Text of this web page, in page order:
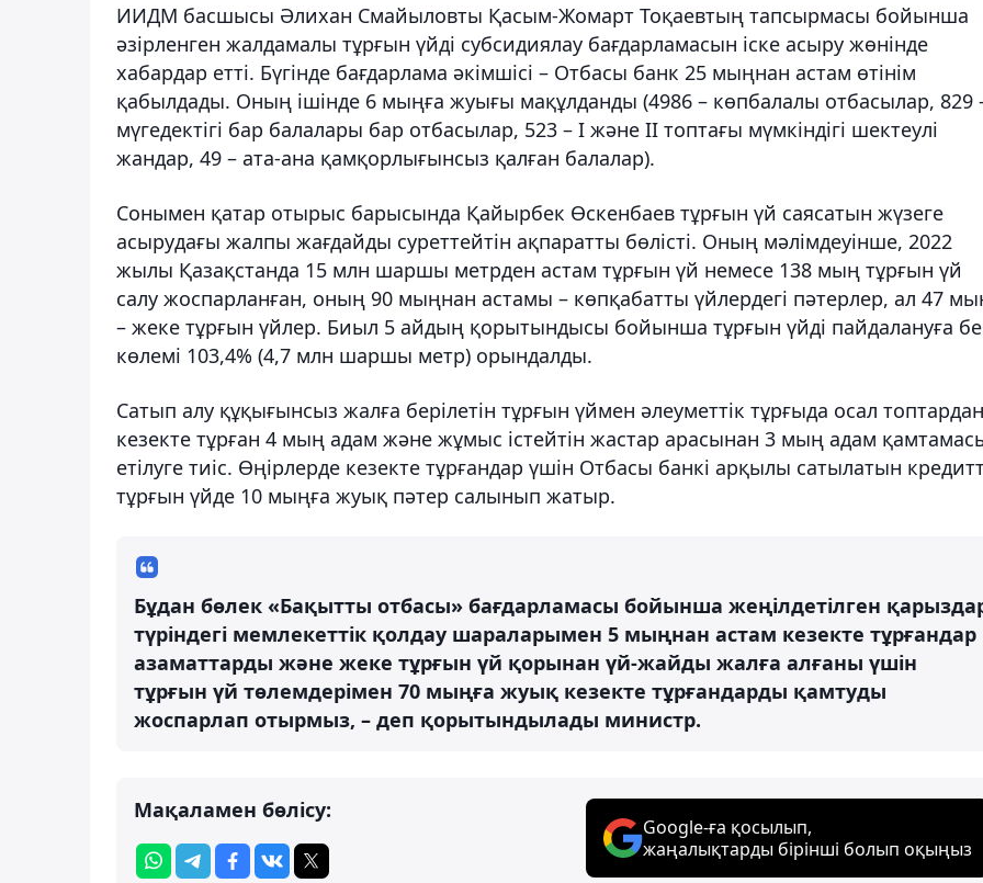
ИИДМ басшысы Әлихан Смайыловты Қасым-Жомарт Тоқаевтың тапсырмасы бойынша
әзірленген жалдамалы тұрғын үйді субсидиялау бағдарламасын іске асыру жөнінде
хабардар етті. Бүгінде бағдарлама әкімшісі – Отбасы банк 25 мыңнан астам өтінім
қабылдады. Оның ішінде 6 мыңға жуығы мақұлданды (4986 – көпбалалы отбасылар, 829
мүгедектігі бар балалары бар отбасылар, 523 – І және ІІ топтағы мүмкіндігі шектеулі
жандар, 49 – ата-ана қамқорлығынсыз қалған балалар).
Сонымен қатар отырыс барысында Қайырбек Өскенбаев тұрғын үй саясатын жүзеге
асырудағы жалпы жағдайды суреттейтін ақпаратты бөлісті. Оның мәлімдеуінше, 2022
жылы Қазақстанда 15 млн шаршы метрден астам тұрғын үй немесе 138 мың тұрғын үй
салу жоспарланған, оның 90 мыңнан астамы – көпқабатты үйлердегі пәтерлер, ал 47
– жеке тұрғын үйлер. Биыл 5 айдың қорытындысы бойынша тұрғын үйді пайдалануға
көлемі 103,4% (4,7 млн шаршы метр) орындалды.
Сатып алу құқығынсыз жалға берілетін тұрғын үймен әлеуметтік тұрғыда осал топтардан
кезекте тұрған 4 мың адам және жұмыс істейтін жастар арасынан 3 мың адам
етілуге тиіс. Өңірлерде кезекте тұрғандар үшін Отбасы банкі арқылы сатылатын
тұрғын үйде 10 мыңға жуық пәтер салынып жатыр.
Бұдан бөлек «Бақытты отбасы» бағдарламасы бойынша жеңілдетілген
түріндегі мемлекеттік қолдау шараларымен 5 мыңнан астам кезекте тұрғандар
азаматтарды және жеке тұрғын үй қорынан үй-жайды жалға алғаны үшін
тұрғын үй төлемдерімен 70 мыңға жуық кезекте тұрғандарды қамтуды
жоспарлап отырмыз, – деп қорытындылады министр.
Мақаламен бөлісу:
Google-ға қосылып,
жаңалықтарды бірінші болып оқыңыз